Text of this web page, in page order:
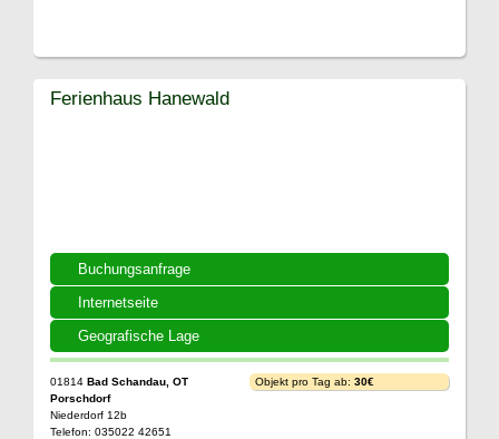
Buchungsanfrage
Internetseite
Geografische Lage
Ferienhaus Hanewald
01814 Bad Schandau, OT
Porschdorf
Niederdorf 12b
Telefon: 035022 42651
Objekt pro Tag ab: 30€